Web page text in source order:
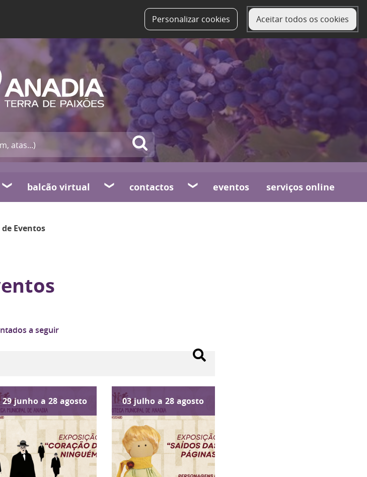
Personalizar cookies Aceitar todos os cookies
balcão virtual contactos eventos serviços online
Eventos
a seguir
29 junho a 28 agosto 03 julho a 28 agosto